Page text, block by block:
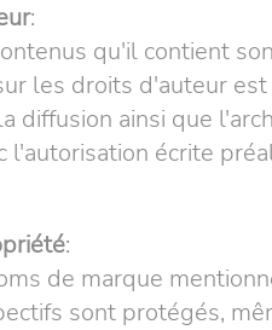
:
qu'il contient
les droits d'auteur
diffusion ainsi que
l'autorisation écrite
:
de marque
sont protégés,